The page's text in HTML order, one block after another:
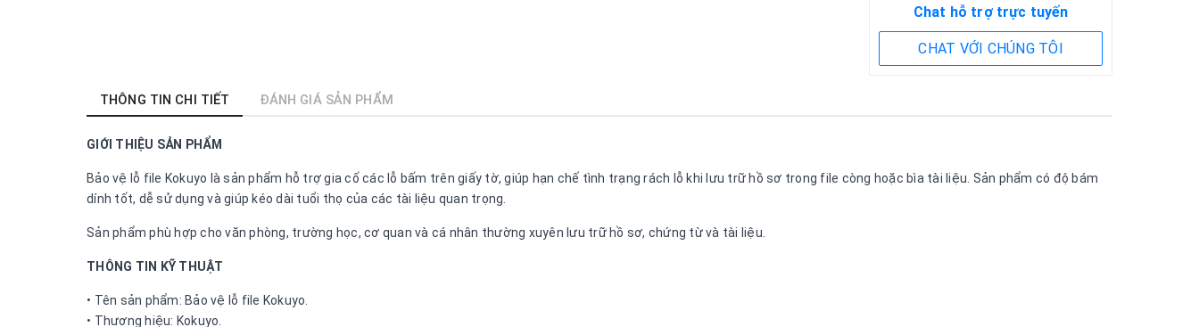
Chat hỗ trợ trực tuyến
CHAT VỚI CHÚNG TÔI
THÔNG TIN CHI TIẾT ĐÁNH GIÁ SẢN PHẨM
GIỚI THIỆU SẢN PHẨM
Bảo vệ lỗ file Kokuyo là sản phẩm hỗ trợ gia cố các lỗ bấm trên giấy tờ, giúp hạn chế tình trạng rách lỗ khi lưu trữ hồ sơ trong file còng hoặc bìa tài liệu. Sản phẩm có độ bám
dính tốt, dễ sử dụng và giúp kéo dài tuổi thọ của các tài liệu quan trọng.
Sản phẩm phù hợp cho văn phòng, trường học, cơ quan và cá nhân thường xuyên lưu trữ hồ sơ, chứng từ và tài liệu.
THÔNG TIN KỸ THUẬT
• Tên sản phẩm: Bảo vệ lỗ file Kokuyo.
• Thương hiệu: Kokuyo.